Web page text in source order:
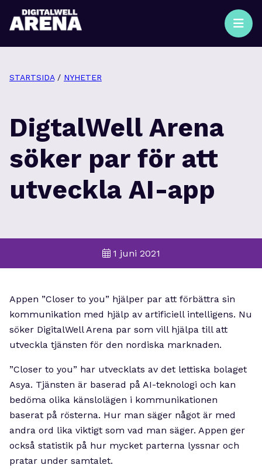
STARTSIDA/ NYHETER
DigtalWell Arena
söker par för att
utveckla AI-app
1 juni 2021
Appen ”Closer to you” hjälper par att förbättra sin
kommunikation med hjälp av artificiell intelligens. Nu
söker DigitalWell Arena par som vill hjälpa till att
utveckla tjänsten för den nordiska marknaden.
”Closer to you” har utvecklats av det lettiska bolaget
Asya. Tjänsten är baserad på AI-teknologi och kan
bedöma olika känslolägen i kommunikationen
baserat på rösterna. Hur man säger något är med
andra ord lika viktigt som vad man säger. Appen ger
också statistik på hur mycket parterna lyssnar och
pratar under samtalet.